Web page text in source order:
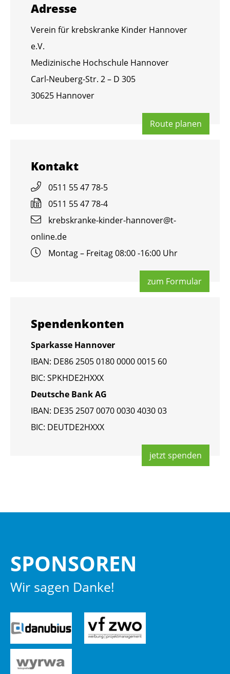
Adres­se
Ver­ein für krebs­kran­ke Kin­der Han­no­ver
e.V.
Me­di­zi­ni­sche Hoch­schu­le Han­no­ver
Carl-Neu­berg-Str. 2 – D 305
30625 Han­no­ver
Route pla­nen
Kon­takt
0511 55 47 78-5
0511 55 47 78-4
krebs­kran­ke-kin­der-han­no­ver@​t-​
online.​de
Mon­tag – Frei­tag 08:00 -16:00 Uhr
zum For­mu­lar
Spen­den­kon­ten
Spar­kas­se Han­no­ver
IBAN: DE86 2505 0180 0000 0015 60
BIC: SPKHDE2HXXX
Deut­sche Bank AG
IBAN: DE35 2507 0070 0030 4030 03
BIC: DEUT­DE2HXXX
jetzt spen­den
SPON­SO­REN
Wir sagen Danke!